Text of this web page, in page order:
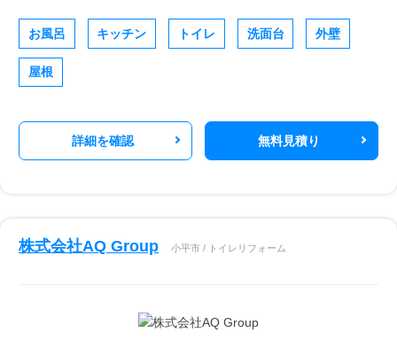
お風呂 キッチン トイレ 洗面台 外壁
屋根
詳細を確認 無料見積り
株式会社AQ Group 小平市 / トイレリフォーム